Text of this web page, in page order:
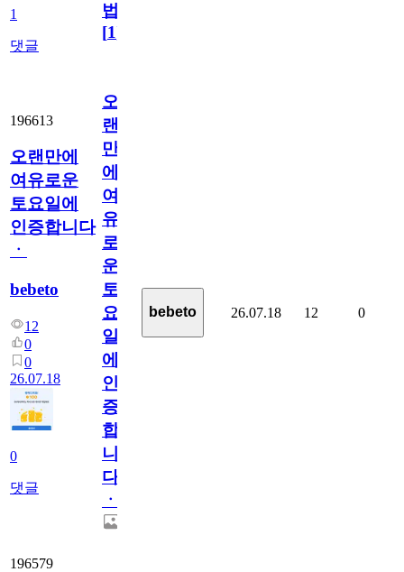
1
댓글
법
[1]
196613
오랜만에
여유로운
토요일에
인증합니다
ㆍ
bebeto
12
0
0
26.07.18
0
댓글
오
랜
만
에
여
유
로
운
토
요
일
에
인
증
합
니
다
ㆍ
bebeto 26.07.18 12 0
196579